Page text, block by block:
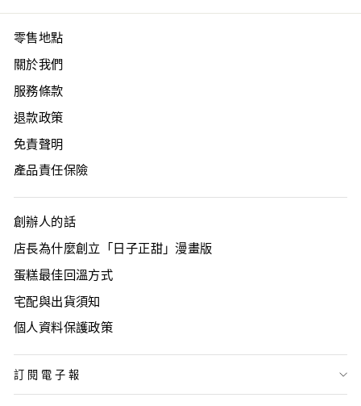
零售地點
關於我們
服務條款
退款政策
免責聲明
產品責任保險
創辦人的話
店長為什麼創立「日子正甜」漫畫版
蛋糕最佳回溫方式
宅配與出貨須知
個人資料保護政策
訂閱電子報